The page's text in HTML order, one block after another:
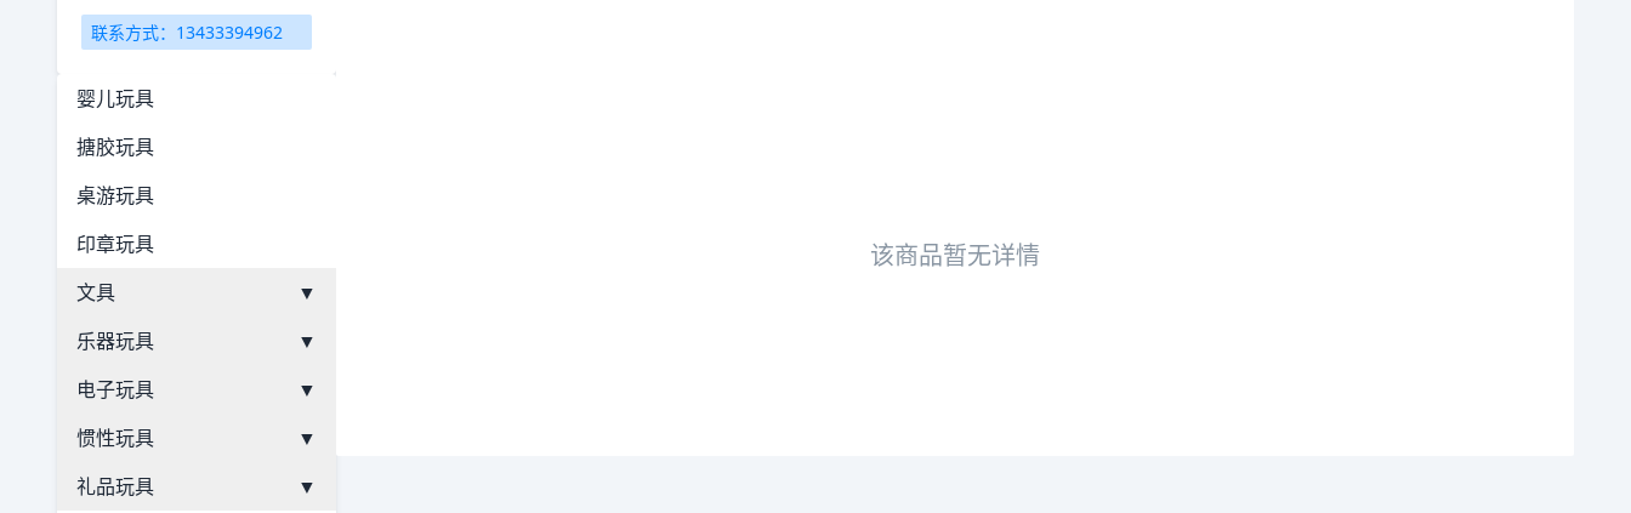
联系方式：13433394962
婴儿玩具
搪胶玩具
桌游玩具
印章玩具
文具
▼
乐器玩具
▼
电子玩具
▼
惯性玩具
▼
礼品玩具
▼
该商品暂无详情